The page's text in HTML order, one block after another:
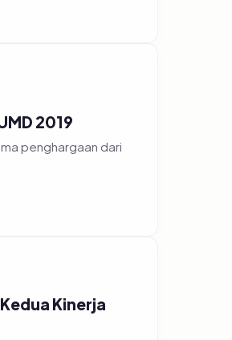
2019
penghargaan dari
Kinerja